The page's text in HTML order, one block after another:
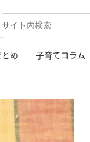
キーワード入力
め 子育てコラム